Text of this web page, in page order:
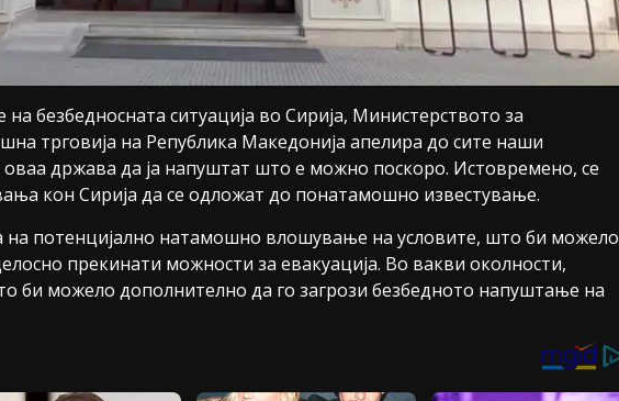
безбедносната ситуација во Сирија, Министерството за
трговија на Република Македонија апелира до сите наши
оваа држава да ја напуштат што е можно поскоро. Истовремено, се
кон Сирија да се одложат до понатамошно известување.
на потенцијално натамошно влошување на условите, што би можело
прекинати можности за евакуација. Во вакви околности,
би можело дополнително да го загрози безбедното напуштање на